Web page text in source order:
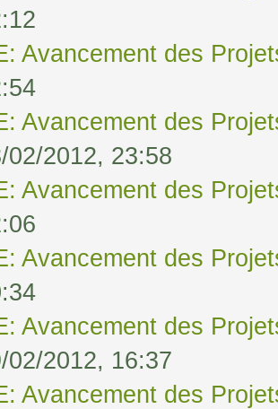
Avancement des
Avancement des
02/2012, 23:58
Avancement des
Avancement des
Avancement des
02/2012, 16:37
Avancement des